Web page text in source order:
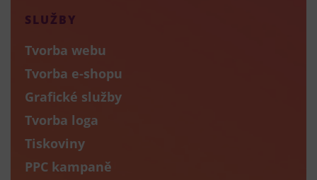
SLUŽBY
Tvorba webu
Tvorba e-shopu
Grafické služby
Tvorba loga
Tiskoviny
PPC kampaně